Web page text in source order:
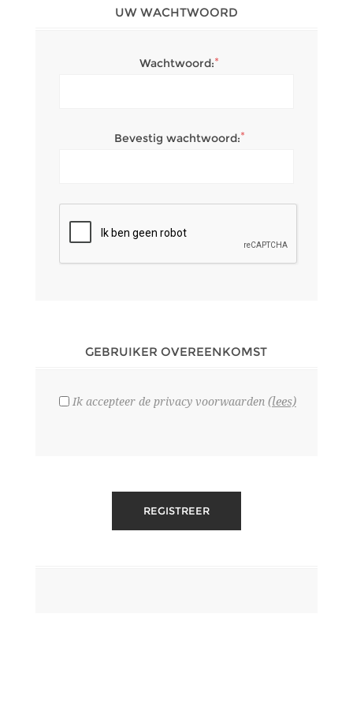
UW WACHTWOORD
Wachtwoord:*
Bevestig wachtwoord:*
GEBRUIKER OVEREENKOMST
Ik accepteer de privacy voorwaarden (lees)